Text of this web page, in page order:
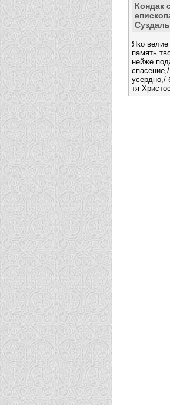
Кондак
Яко
память
нейже
усердно,/
тя